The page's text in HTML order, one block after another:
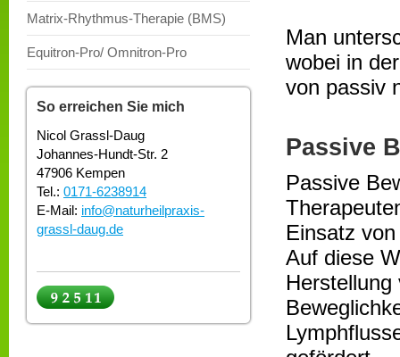
Matrix-Rhythmus-Therapie (BMS)
Equitron-Pro/ Omnitron-Pro
So erreichen Sie mich
Nicol Grassl-Daug
Johannes-Hundt-Str. 2
47906 Kempen
Tel.: 0171-6238914
E-Mail: info@naturheilpraxis-
grassl-daug.de
Man
wobei in
von passiv
Passive
Passive
Einsatz
Auf diese